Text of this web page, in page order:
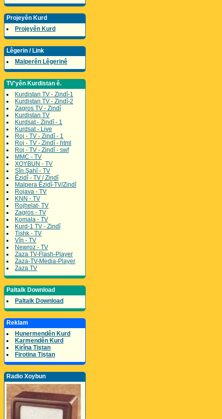
Projeyên Kurd
Projeyên Kurd
Lêgerin / Link
Malperên Lêgerinê
TV'yên Kurdistan ê.
Kurdistan TV - Zindî-1
Kurdistan TV - Zindî-2
Zagros TV - Zindî
Kurdistan TV
Kurdsat - Zindî - 1
Kurdsat - Live
Roj - TV - Zindî - 1
Roj - TV - Zindî - html
Roj - TV - Zindî - swf
MMC - TV
XOYBUN - TV
Şîn Şahî - TV
Êzidî - TV / Zindî
Malpera Êzidî-TV/Zindî
Rojava - TV
KNN - TV
Rojhelat- TV
Zagros - TV
Komala - TV
Kurd-1 TV - Zindî
Tishk - TV
Vîn - TV
Newroz - TV
Zaza TV-Flash-Player
Zaza-TV-Media-Player
Zaza TV
Paltalk Download
Paltalk Download
Reklam
Hunermendên Kurd
Karmendên Kurd
Kirîna Tiştan
Firotina Tiştan
Radio Xoybun